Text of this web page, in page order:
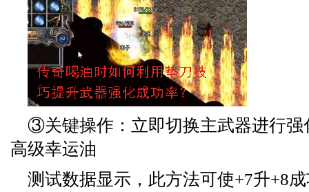
③关键操作：立即切换主武器进行强
高级幸运油
测试数据显示，此方法可使+7升+8